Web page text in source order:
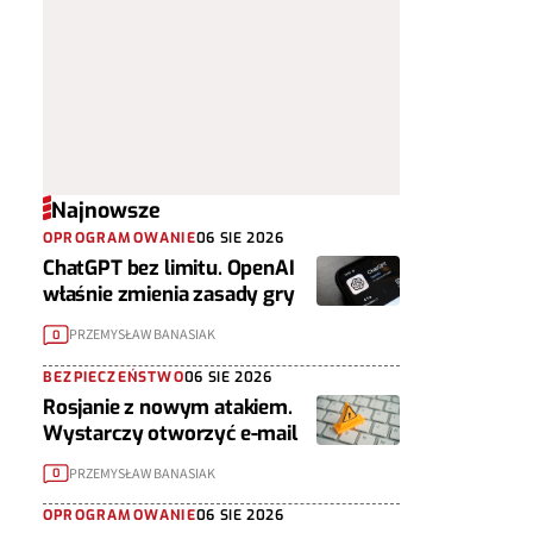
Najnowsze
OPROGRAMOWANIE06 SIE 2026
ChatGPT bez limitu. OpenAI
właśnie zmienia zasady gry
0 PRZEMYSŁAW BANASIAK
BEZPIECZEŃSTWO06 SIE 2026
Rosjanie z nowym atakiem.
Wystarczy otworzyć e-mail
0 PRZEMYSŁAW BANASIAK
OPROGRAMOWANIE06 SIE 2026